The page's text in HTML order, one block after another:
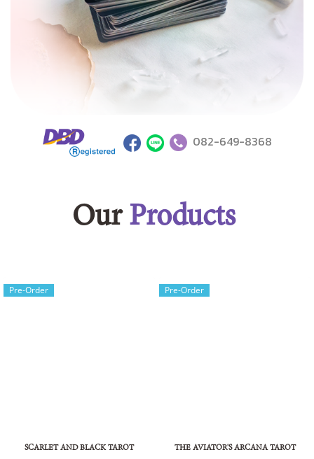
082-649-8368
OurProducts
Pre-Order
SCARLET AND BLACK TAROT
Pre-Order
THE AVIATOR'S ARCANA TAROT